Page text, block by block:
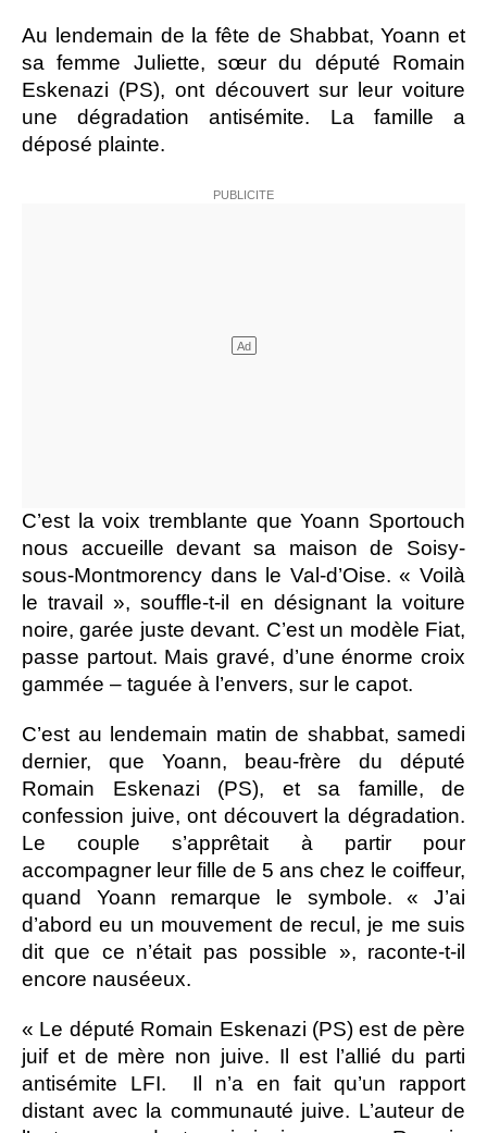
Au lendemain de la fête de Shabbat, Yoann et
sa femme Juliette, sœur du député Romain
Eskenazi (PS), ont découvert sur leur voiture
une dégradation antisémite. La famille a
déposé plainte.
C’est la voix tremblante que Yoann Sportouch
nous accueille devant sa maison de Soisy-
sous-Montmorency dans le Val-d’Oise. « Voilà
le travail », souffle-t-il en désignant la voiture
noire, garée juste devant. C’est un modèle Fiat,
passe partout. Mais gravé, d’une énorme croix
gammée – taguée à l’envers, sur le capot.
C’est au lendemain matin de shabbat, samedi
dernier, que Yoann, beau-frère du député
Romain Eskenazi (PS), et sa famille, de
confession juive, ont découvert la dégradation.
Le couple s’apprêtait à partir pour
accompagner leur fille de 5 ans chez le coiffeur,
quand Yoann remarque le symbole. « J’ai
d’abord eu un mouvement de recul, je me suis
dit que ce n’était pas possible », raconte-t-il
encore nauséeux.
« Le député Romain Eskenazi (PS) est de père
juif et de mère non juive. Il est l’allié du parti
antisémite LFI. Il n’a en fait qu’un rapport
distant avec la communauté juive. L’auteur de